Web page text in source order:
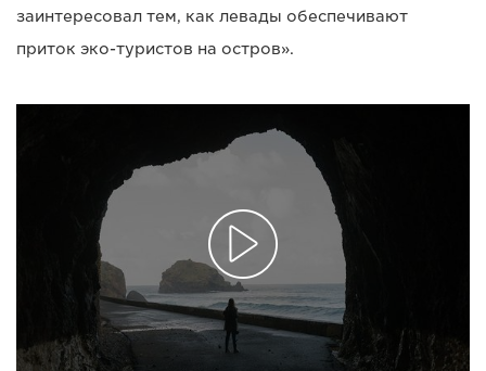
заинтересовал тем, как левады обеспечивают
приток эко-туристов на остров».